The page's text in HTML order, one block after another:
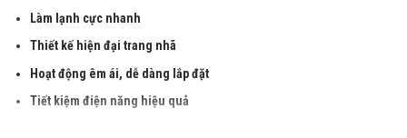
Làm lạnh cực nhanh
Thiết kế hiện đại trang nhã
Hoạt động êm ái, dễ dàng lắp đặt
Tiết kiệm điện năng hiệu quả